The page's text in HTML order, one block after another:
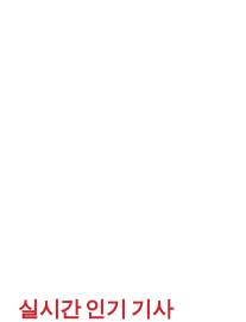
실시간 인기 기사